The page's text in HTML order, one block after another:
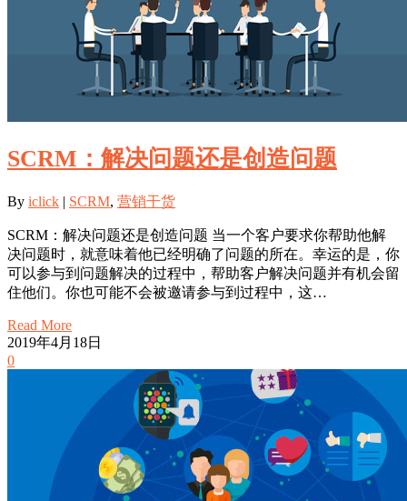
SCRM：解决问题还是创造问题
By iclick | SCRM, 营销干货
SCRM：解决问题还是创造问题 当一个客户要求你帮助他解
决问题时，就意味着他已经明确了问题的所在。幸运的是，你
可以参与到问题解决的过程中，帮助客户解决问题并有机会留
住他们。你也可能不会被邀请参与到过程中，这…
Read More
2019年4月18日
0